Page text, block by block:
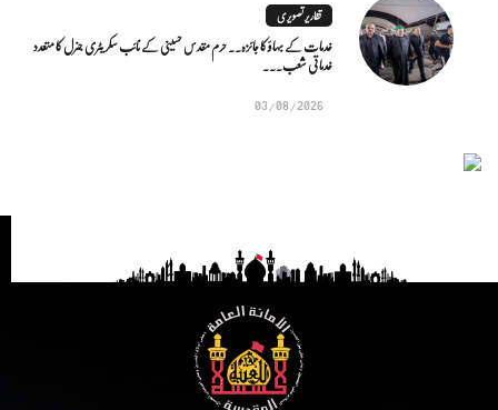
تقاریر تصویری
خدمات کے بہاؤ کا جائزہ.. حرم مقدس حسینی کے نائب سکریٹری جنرل کا متعدد
خدماتی شعب...
03/08/2026